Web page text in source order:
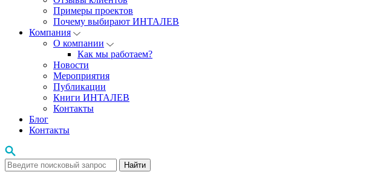
Примеры проектов
Почему выбирают ИНТАЛЕВ
Компания
О компании
Как мы работаем?
Новости
Мероприятия
Публикации
Книги ИНТАЛЕВ
Контакты
Блог
Контакты
Найти